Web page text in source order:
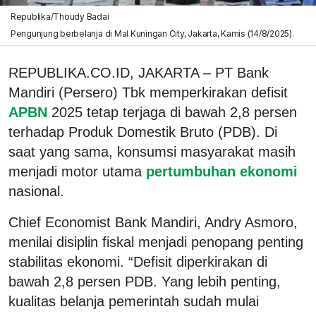
Republika/Thoudy Badai
Pengunjung berbelanja di Mal Kuningan City, Jakarta, Kamis (14/8/2025).
REPUBLIKA.CO.ID, JAKARTA – PT Bank
Mandiri (Persero) Tbk memperkirakan defisit
APBN 2025 tetap terjaga di bawah 2,8 persen
terhadap Produk Domestik Bruto (PDB). Di
saat yang sama, konsumsi masyarakat masih
menjadi motor utama pertumbuhan ekonomi
nasional.
Chief Economist Bank Mandiri, Andry Asmoro,
menilai disiplin fiskal menjadi penopang penting
stabilitas ekonomi. “Defisit diperkirakan di
bawah 2,8 persen PDB. Yang lebih penting,
kualitas belanja pemerintah sudah mulai